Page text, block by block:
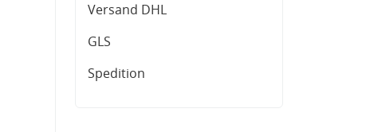
Versand DHL
GLS
Spedition